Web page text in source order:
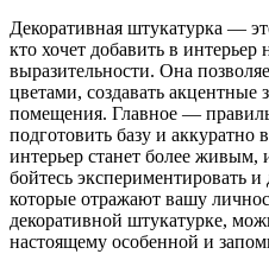
Декоративная штукатурка —
кто хочет добавить в
выразительности. Она
цветами, создавать акцентные
помещения. Главное —
подготовить базу и
интерьер станет более
бойтесь экспериментировать и
которые отражают вашу
декоративной штукатурке,
настоящему особенной и